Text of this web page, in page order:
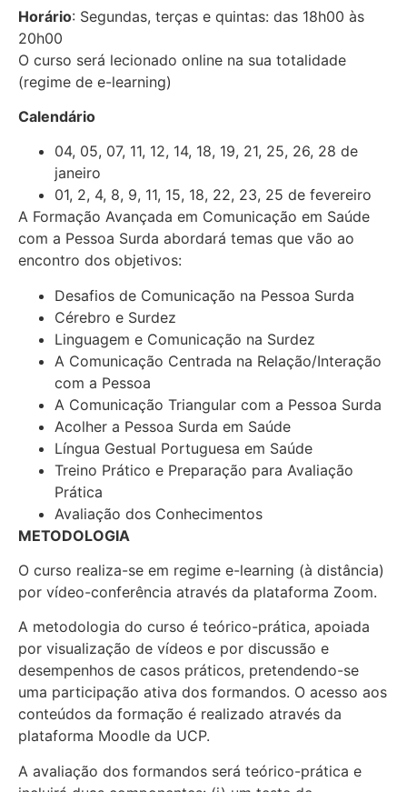
Horário: Segundas, terças e quintas: das 18h00 às
20h00
O curso será lecionado online na sua totalidade
(regime de e-learning)
Calendário
04, 05, 07, 11, 12, 14, 18, 19, 21, 25, 26, 28 de
janeiro
01, 2, 4, 8, 9, 11, 15, 18, 22, 23, 25 de fevereiro
A Formação Avançada em Comunicação em Saúde
com a Pessoa Surda abordará temas que vão ao
encontro dos objetivos:
Desafios de Comunicação na Pessoa Surda
Cérebro e Surdez
Linguagem e Comunicação na Surdez
A Comunicação Centrada na Relação/Interação
com a Pessoa
A Comunicação Triangular com a Pessoa Surda
Acolher a Pessoa Surda em Saúde
Língua Gestual Portuguesa em Saúde
Treino Prático e Preparação para Avaliação
Prática
Avaliação dos Conhecimentos
METODOLOGIA
O curso realiza-se em regime e-learning (à distância)
por vídeo-conferência através da plataforma Zoom.
A metodologia do curso é teórico-prática, apoiada
por visualização de vídeos e por discussão e
desempenhos de casos práticos, pretendendo-se
uma participação ativa dos formandos. O acesso aos
conteúdos da formação é realizado através da
plataforma Moodle da UCP.
A avaliação dos formandos será teórico-prática e